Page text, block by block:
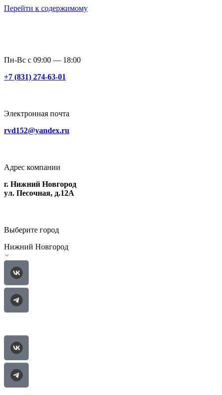
Перейти к содержимому
Пн-Вс с 09:00 — 18:00
+7 (831) 274-63-01
Электронная почта
rvd152@yandex.ru
Адрес компании
г. Нижний Новгород
ул. Песочная, д.12А
Выберите город
Нижний Новгород